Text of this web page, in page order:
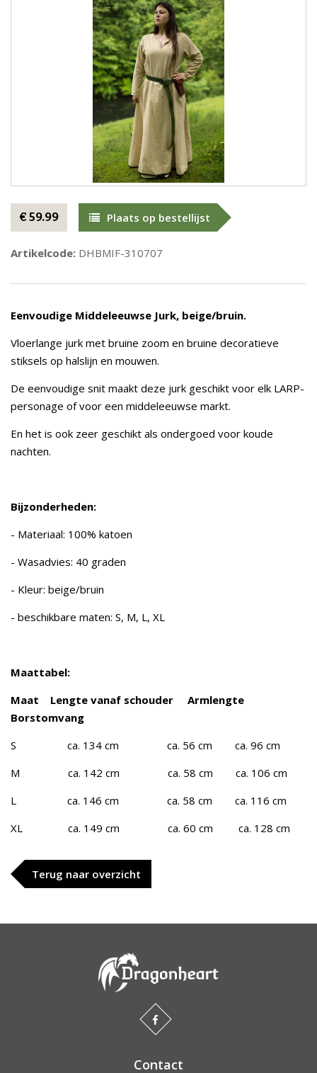
€ 59.99 Plaats op bestellijst
Artikelcode: DHBMIF-310707
Eenvoudige Middeleeuwse Jurk, beige/bruin.
Vloerlange jurk met bruine zoom en bruine decoratieve
stiksels op halslijn en mouwen.
De eenvoudige snit maakt deze jurk geschikt voor elk LARP-
personage of voor een middeleeuwse markt.
En het is ook zeer geschikt als ondergoed voor koude
nachten.
Bijzonderheden:
- Materiaal: 100% katoen
- Wasadvies: 40 graden
- Kleur: beige/bruin
- beschikbare maten: S, M, L, XL
Maattabel:
Maat Lengte vanaf schouder Armlengte
Borstomvang
S ca. 134 cm ca. 56 cm ca. 96 cm
M ca. 142 cm ca. 58 cm ca. 106 cm
L ca. 146 cm ca. 58 cm ca. 116 cm
XL ca. 149 cm ca. 60 cm ca. 128 cm
Terug naar overzicht
Contact